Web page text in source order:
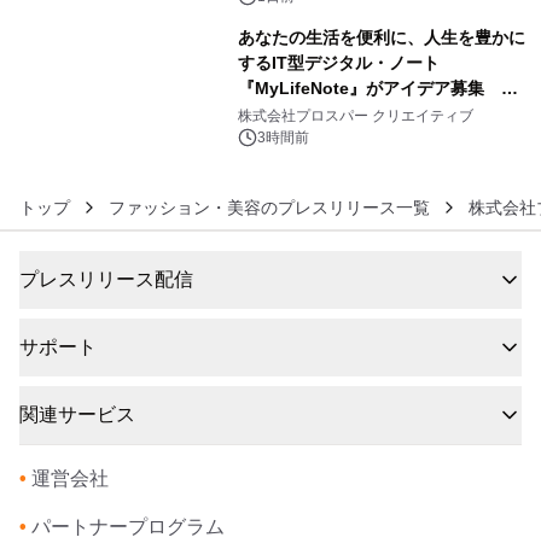
あなたの生活を便利に、人生を豊かに
するIT型デジタル・ノート
『MyLifeNote』がアイデア募集 優
秀賞100名に1年間無償試用
株式会社プロスパー クリエイティブ
3時間前
トップ ファッション・美容のプレスリリース一覧 株式会社
プレスリリース配信
サポート
関連サービス
• 運営会社
• パートナープログラム